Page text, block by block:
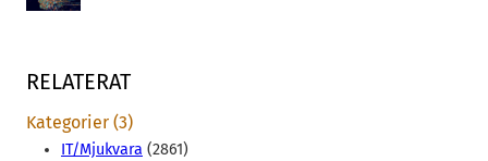
RELATERAT
Kategorier (3)
IT/Mjukvara (2861)